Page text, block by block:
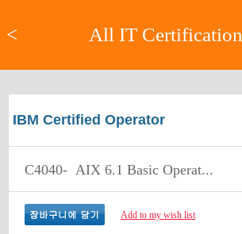
< All IT Certification
IBM Certified Operator
C4040- AIX 6.1 Basic Operat...
Add to my wish list